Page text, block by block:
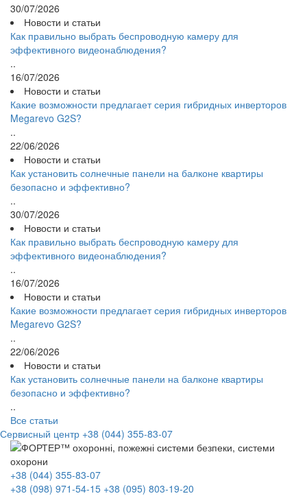
30/07/2026
Новости и статьи
Как правильно выбрать беспроводную камеру для
эффективного видеонаблюдения?
..
16/07/2026
Новости и статьи
Какие возможности предлагает серия гибридных инверторов
Megarevo G2S?
..
22/06/2026
Новости и статьи
Как установить солнечные панели на балконе квартиры
безопасно и эффективно?
..
30/07/2026
Новости и статьи
Как правильно выбрать беспроводную камеру для
эффективного видеонаблюдения?
..
16/07/2026
Новости и статьи
Какие возможности предлагает серия гибридных инверторов
Megarevo G2S?
..
22/06/2026
Новости и статьи
Как установить солнечные панели на балконе квартиры
безопасно и эффективно?
..
Все статьи
Сервисный центр +38 (044) 355-83-07
+38 (044) 355-83-07
+38 (098) 971-54-15 +38 (095) 803-19-20